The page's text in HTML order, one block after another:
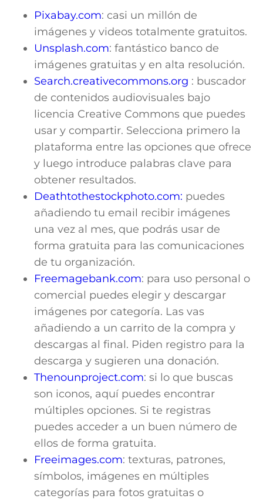
Pixabay.com: casi un millón de
imágenes y videos totalmente gratuitos.
Unsplash.com: fantástico banco de
imágenes gratuitas y en alta resolución.
Search.creativecommons.org : buscador
de contenidos audiovisuales bajo
licencia Creative Commons que puedes
usar y compartir. Selecciona primero la
plataforma entre las opciones que ofrece
y luego introduce palabras clave para
obtener resultados.
Deathtothestockphoto.com: puedes
añadiendo tu email recibir imágenes
una vez al mes, que podrás usar de
forma gratuita para las comunicaciones
de tu organización.
Freemagebank.com: para uso personal o
comercial puedes elegir y descargar
imágenes por categoría. Las vas
añadiendo a un carrito de la compra y
descargas al final. Piden registro para la
descarga y sugieren una donación.
Thenounproject.com: si lo que buscas
son iconos, aquí puedes encontrar
múltiples opciones. Si te registras
puedes acceder a un buen número de
ellos de forma gratuita.
Freeimages.com: texturas, patrones,
símbolos, imágenes en múltiples
categorías para fotos gratuitas o